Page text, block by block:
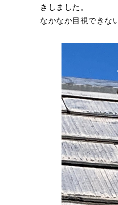
きしました。
なかなか目視できな